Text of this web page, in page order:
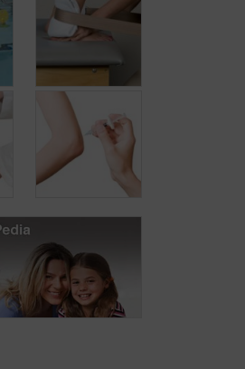
Kinésithérapie
Infiltrations